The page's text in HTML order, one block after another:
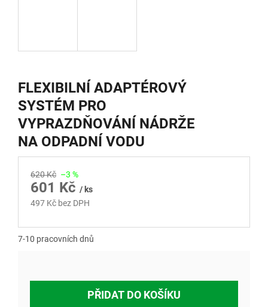
FLEXIBILNÍ ADAPTÉROVÝ
SYSTÉM PRO
VYPRAZDŇOVÁNÍ NÁDRŽE
NA ODPADNÍ VODU
620 Kč –3 %
601 Kč / ks
497 Kč bez DPH
7-10 pracovních dnů
PŘIDAT DO KOŠÍKU